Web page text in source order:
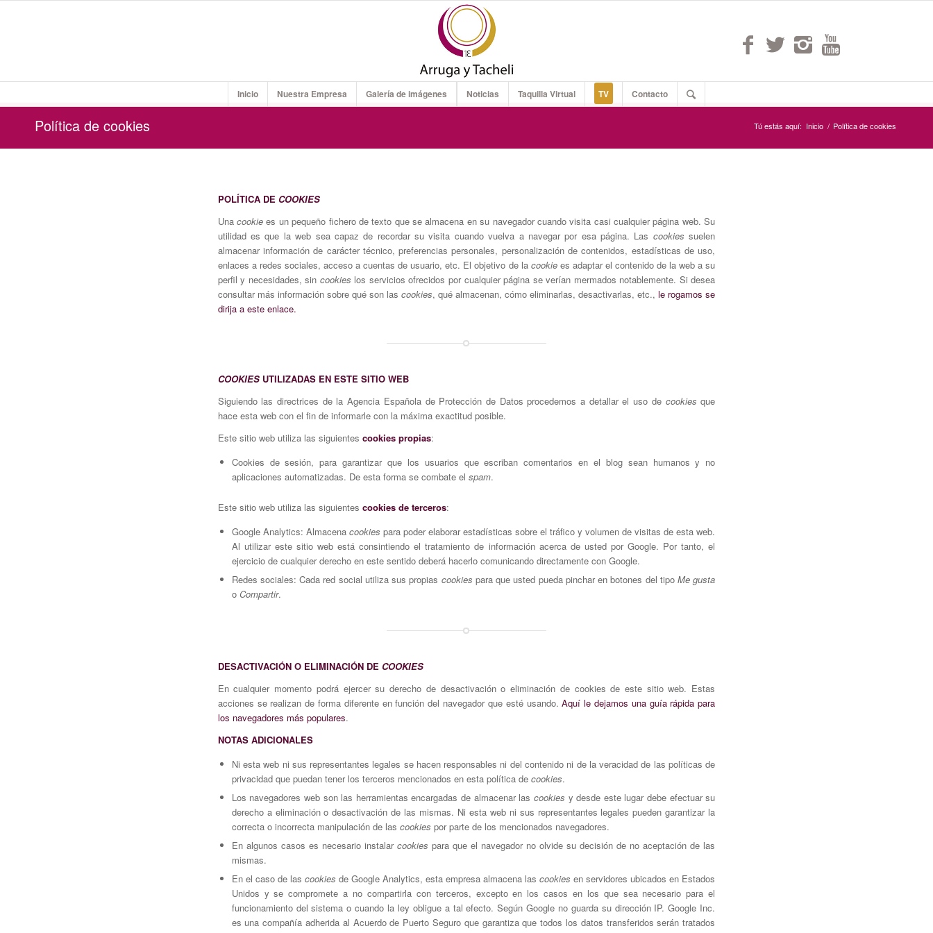
Inicio Nuestra Empresa Galería de imágenes Noticias Taquilla Virtual TV Contacto
Política de cookies Tú estás aquí: Inicio / Política de cookies
POLÍTICA DE COOKIES
Unacookie es un pequeño fichero de texto que se almacena en su navegador cuando visita casi cualquier página web. Su
utilidad es que la web sea capaz de recordar su visita cuando vuelva a navegar por esa página. Las cookies suelen
almacenar información de carácter técnico, preferencias personales, personalización de contenidos, estadísticas de uso,
enlaces a redes sociales, acceso a cuentas de usuario, etc. El objetivo de la cookiees adaptar el contenido de la web a su
perfil y necesidades, sin cookies los servicios ofrecidos por cualquier página se verían mermados notablemente. Si desea
consultar más información sobre qué son las cookies, qué almacenan, cómo eliminarlas, desactivarlas, etc.,le rogamos se
dirija a este enlace.
COOKIESUTILIZADAS EN ESTE SITIO WEB
Siguiendo las directrices de la Agencia Española de Protección de Datos procedemos a detallar el uso de cookies que
hace esta web con el fin de informarle con la máxima exactitud posible.
Este sitio web utiliza las siguientes cookies propias:
Cookies de sesión, para garantizar que los usuarios que escriban comentarios en el blog sean humanos y no
aplicaciones automatizadas. De esta forma se combate el spam.
Este sitio web utiliza las siguientes cookies de terceros:
Google Analytics: Almacena cookies para poder elaborar estadísticas sobre el tráfico y volumen de visitas de esta web.
Al utilizar este sitio web está consintiendo el tratamiento de información acerca de usted por Google. Por tanto, el
ejercicio de cualquier derecho en este sentido deberá hacerlo comunicando directamente con Google.
Redes sociales: Cada red social utiliza sus propias cookies para que usted pueda pinchar en botones del tipoMe gusta
o Compartir.
DESACTIVACIÓN O ELIMINACIÓN DE COOKIES
En cualquier momento podrá ejercer su derecho de desactivación o eliminación de cookies de este sitio web. Estas
acciones se realizan de forma diferente en función del navegador que esté usando.Aquí le dejamos una guía rápida para
los navegadores más populares.
NOTAS ADICIONALES
Ni esta web ni sus representantes legales se hacen responsables ni del contenido ni de la veracidad de las políticas de
privacidad que puedan tener los terceros mencionados en esta política de cookies.
Los navegadores web son las herramientas encargadas de almacenar las cookies y desde este lugar debe efectuar su
derecho a eliminación o desactivación de las mismas. Ni esta web ni sus representantes legales pueden garantizar la
correcta o incorrecta manipulación de las cookies por parte de los mencionados navegadores.
En algunos casos es necesario instalar cookies para que el navegador no olvide su decisión de no aceptación de las
mismas.
En el caso de las cookies de Google Analytics, esta empresa almacena lascookies en servidores ubicados en Estados
Unidos y se compromete a no compartirla con terceros, excepto en los casos en los que sea necesario para el
funcionamiento del sistema o cuando la ley obligue a tal efecto. Según Google no guarda su dirección IP. Google Inc.
es una compañía adherida al Acuerdo de Puerto Seguro que garantiza que todos los datos transferidos serán tratados